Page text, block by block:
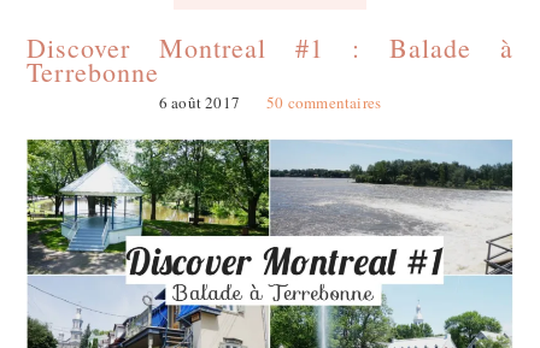
Discover Montreal #1 : Balade à
Terrebonne
6 août 2017 50 commentaires